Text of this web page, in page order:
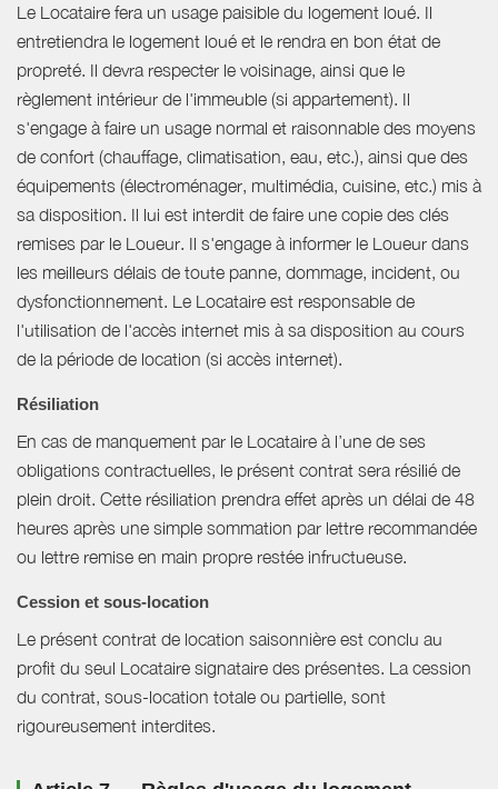
Le Locataire fera un usage paisible du logement loué. Il
entretiendra le logement loué et le rendra en bon état de
propreté. Il devra respecter le voisinage, ainsi que le
règlement intérieur de l'immeuble (si appartement). Il
s'engage à faire un usage normal et raisonnable des moyens
de confort (chauffage, climatisation, eau, etc.), ainsi que des
équipements (électroménager, multimédia, cuisine, etc.) mis à
sa disposition. Il lui est interdit de faire une copie des clés
remises par le Loueur. Il s'engage à informer le Loueur dans
les meilleurs délais de toute panne, dommage, incident, ou
dysfonctionnement. Le Locataire est responsable de
l'utilisation de l'accès internet mis à sa disposition au cours
de la période de location (si accès internet).
Résiliation
En cas de manquement par le Locataire à l’une de ses
obligations contractuelles, le présent contrat sera résilié de
plein droit. Cette résiliation prendra effet après un délai de 48
heures après une simple sommation par lettre recommandée
ou lettre remise en main propre restée infructueuse.
Cession et sous-location
Le présent contrat de location saisonnière est conclu au
profit du seul Locataire signataire des présentes. La cession
du contrat, sous-location totale ou partielle, sont
rigoureusement interdites.